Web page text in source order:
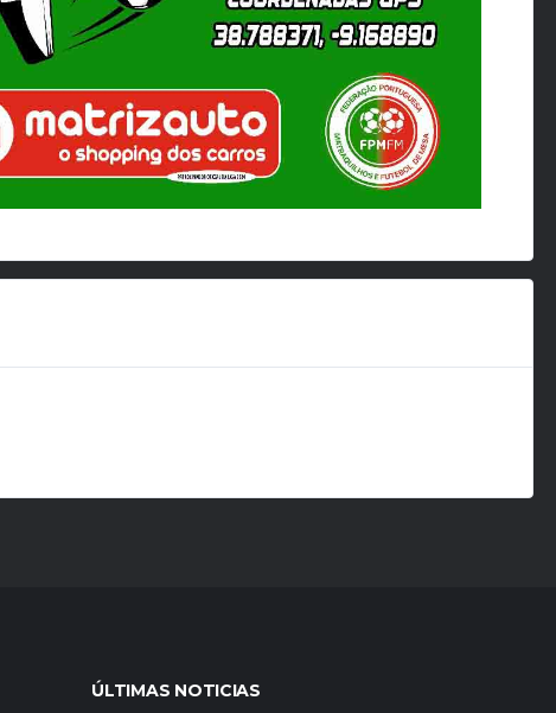
ÚLTIMAS NOTICIAS